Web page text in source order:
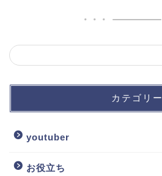
カテゴリー
youtuber
お役立ち